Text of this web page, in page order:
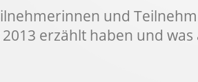
und
erzählt haben und